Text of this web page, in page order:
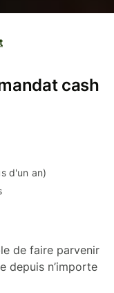
cash
d'un an)
de faire parvenir
depuis n’importe